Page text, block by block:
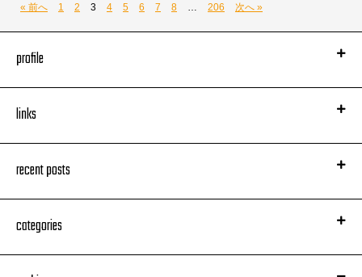
« 前へ 1 2 3 4 5 6 7 8 206 次へ »
profile
links
recent posts
categories